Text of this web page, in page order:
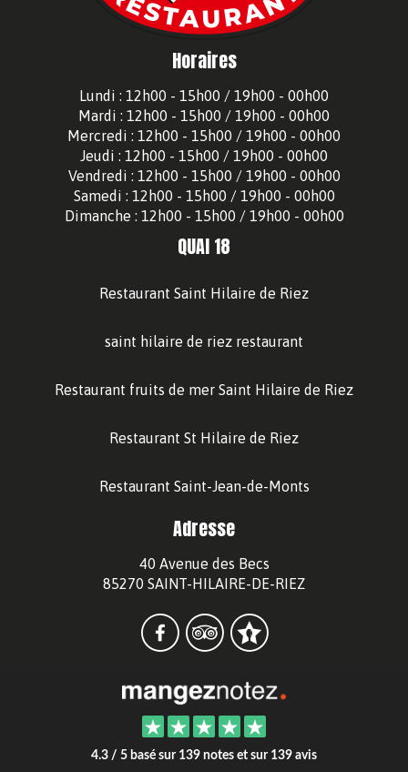
Horaires
Lundi : 12h00 - 15h00 / 19h00 - 00h00
Mardi : 12h00 - 15h00 / 19h00 - 00h00
Mercredi : 12h00 - 15h00 / 19h00 - 00h00
Jeudi : 12h00 - 15h00 / 19h00 - 00h00
Vendredi : 12h00 - 15h00 / 19h00 - 00h00
Samedi : 12h00 - 15h00 / 19h00 - 00h00
Dimanche : 12h00 - 15h00 / 19h00 - 00h00
QUAI 18
Restaurant Saint Hilaire de Riez
saint hilaire de riez restaurant
Restaurant fruits de mer Saint Hilaire de Riez
Restaurant St Hilaire de Riez
Restaurant Saint-Jean-de-Monts
Adresse
40 Avenue des Becs
85270 SAINT-HILAIRE-DE-RIEZ
4.3 / 5 basé sur 139 notes et sur 139 avis